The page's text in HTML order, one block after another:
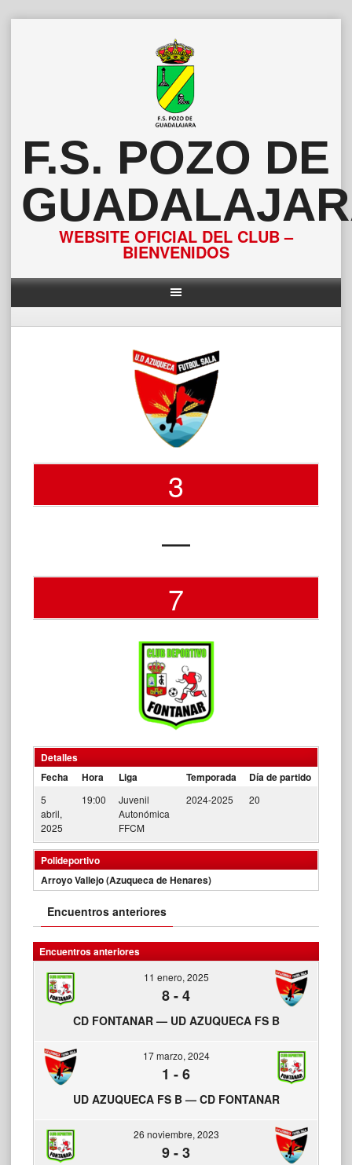
F.S. POZO DE
WEBSITE OFICIAL DEL CLUB –
BIENVENIDOS
3
—
7
Detalles
Fecha
Hora Liga Temporada Día de partido
5
abril,
2025
19:00
Juvenil
Autonómica
FFCM
2024-2025 20
Polideportivo
Arroyo Vallejo (Azuqueca de Henares)
Encuentros anteriores
Encuentros anteriores
11 enero, 2025
8-4
CD FONTANAR — UD AZUQUECA FS B
17 marzo, 2024
1 -6
UD AZUQUECA FS B — CD FONTANAR
26 noviembre, 2023
9-3